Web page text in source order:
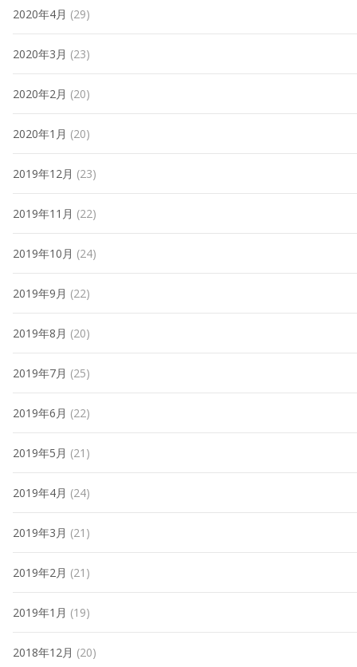
2020年4月 (29)
2020年3月 (23)
2020年2月 (20)
2020年1月 (20)
2019年12月 (23)
2019年11月 (22)
2019年10月 (24)
2019年9月 (22)
2019年8月 (20)
2019年7月 (25)
2019年6月 (22)
2019年5月 (21)
2019年4月 (24)
2019年3月 (21)
2019年2月 (21)
2019年1月 (19)
2018年12月 (20)